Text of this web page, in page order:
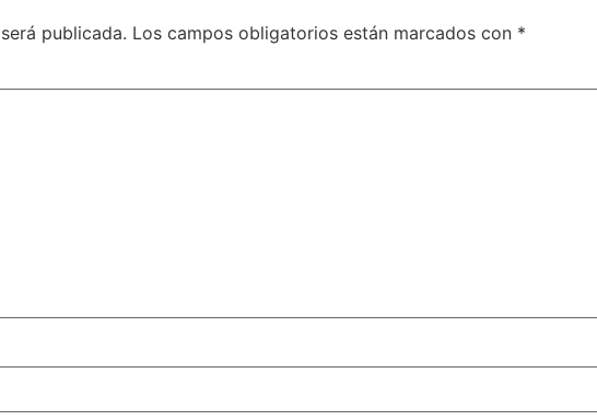
publicada. Los campos obligatorios están marcados con *